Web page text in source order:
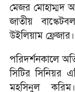
মেজর মোহাম্মদ
জাতীয়
উইলিয়াম ফ্রেজার।
পরিদর্শনকালে
সিটির সিনিয়র
মহসিনুল